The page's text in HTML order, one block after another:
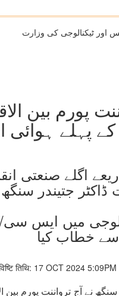
اور ٹیکنالوجی کی وزارت
پورم بین
کے پہلے
کے ذریعے اگلے
جتیندر سنگھ
میں ایس
سے خطاب کیا
तिथि: 17 OCT 2024
نے آج ترواننت پورم